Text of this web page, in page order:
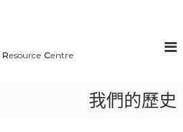
Resource Centre
我們的歷史